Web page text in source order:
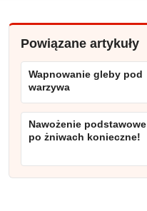
Powiązane artykuły
Wapnowanie gleby pod
warzywa
Nawożenie podstawowe
po żniwach konieczne!